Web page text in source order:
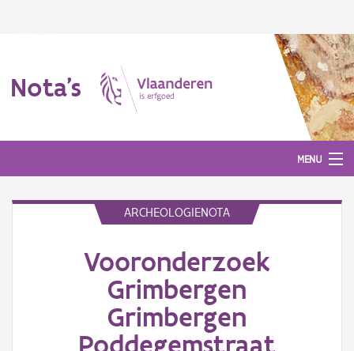
Nota's
MENU
ARCHEOLOGIENOTA
Vooronderzoek
Grimbergen
Grimbergen